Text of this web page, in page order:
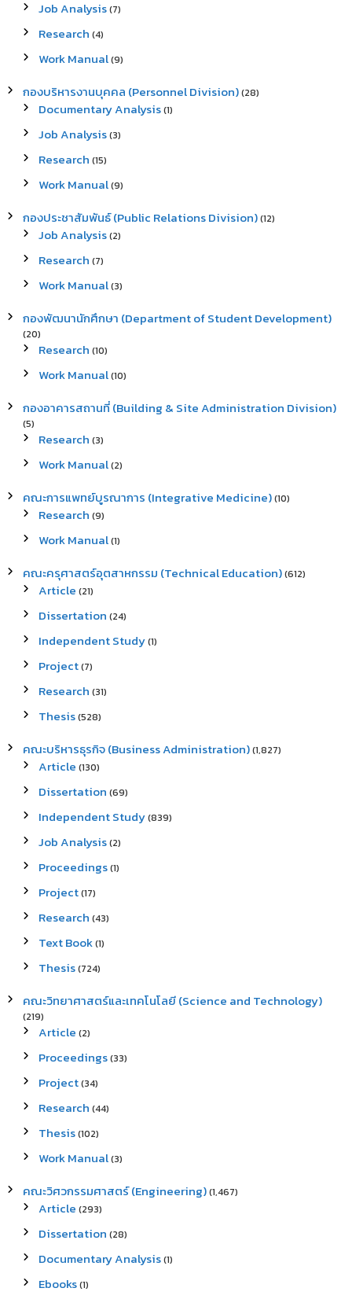
Job Analysis(7)
Research (4)
Work Manual(9)
กองบริหารงานบุคคล (Personnel Division)(28)
Documentary Analysis(1)
Job Analysis(3)
Research (15)
Work Manual(9)
กองประชาสัมพันธ์ (Public Relations Division)(12)
Job Analysis(2)
Research (7)
Work Manual(3)
กองพัฒนานักศึกษา (Department of Student Development)
(20)
Research (10)
Work Manual(10)
กองอาคารสถานที่ (Building & Site Administration Division)
(5)
Research (3)
Work Manual(2)
คณะการแพทย์บูรณาการ (Integrative Medicine)(10)
Research (9)
Work Manual(1)
คณะครุศาสตร์อุตสาหกรรม (Technical Education)(612)
Article (21)
Dissertation (24)
Independent Study(1)
Project(7)
Research (31)
Thesis(528)
คณะบริหารธุรกิจ (Business Administration)(1,827)
Article (130)
Dissertation (69)
Independent Study(839)
Job Analysis(2)
Proceedings(1)
Project(17)
Research (43)
Text Book(1)
Thesis(724)
คณะวิทยาศาสตร์และเทคโนโลยี (Science and Technology)
(219)
Article (2)
Proceedings(33)
Project(34)
Research (44)
Thesis(102)
Work Manual(3)
คณะวิศวกรรมศาสตร์ (Engineering)(1,467)
Article (293)
Dissertation (28)
Documentary Analysis(1)
Ebooks(1)